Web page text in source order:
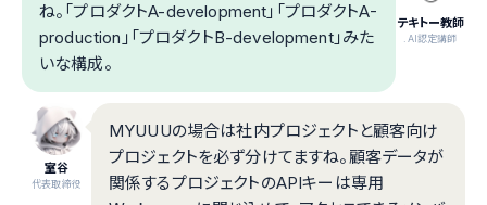
テキトー教師
.AI認定講師
ね。「プロダクトA-development」「プロダクトA-
production」「プロダクトB-development」みた
いな構成。
室谷
代表取締役
MYUUUの場合は社内プロジェクトと顧客向け
プロジェクトを必ず分けてますね。顧客データが
関係するプロジェクトのAPIキーは専用